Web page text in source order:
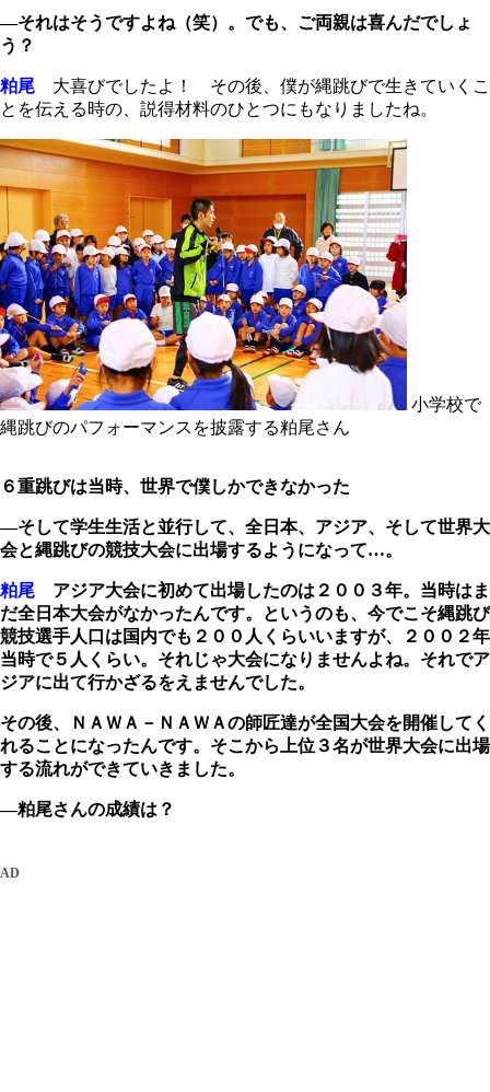
―それはそうですよね（笑）。でも、ご両親は喜んだでしょ
う？
粕尾
大喜びでしたよ！ その後、僕が縄跳びで生きていくこ
とを伝える時の、説得材料のひとつにもなりましたね。
小学校で
縄跳びのパフォーマンスを披露する粕尾さん
６重跳びは当時、世界で僕しかできなかった
―そして学生生活と並行して、全日本、アジア、そして世界大
会と縄跳びの競技大会に出場するようになって…。
粕尾 アジア大会に初めて出場したのは２００３年。当時はま
だ全日本大会がなかったんです。というのも、今でこそ縄跳び
競技選手人口は国内でも２００人くらいいますが、２００２年
当時で５人くらい。それじゃ大会になりませんよね。それでア
ジアに出て行かざるをえませんでした。
その後、ＮＡＷＡ－ＮＡＷＡの師匠達が全国大会を開催してく
れることになったんです。そこから上位３名が世界大会に出場
する流れができていきました。
―粕尾さんの成績は？